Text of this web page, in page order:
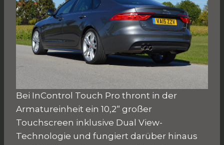
Bei InControl Touch Pro thront in der
Armatureinheit ein 10,2“ großer
Touchscreen inklusive Dual View-
Technologie und fungiert darüber hinaus